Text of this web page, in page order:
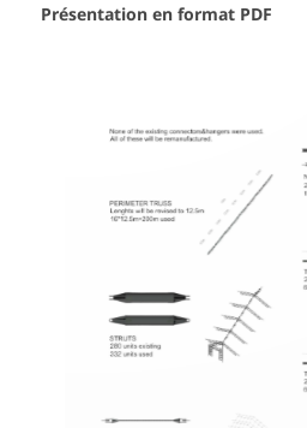
Présentation en format PDF